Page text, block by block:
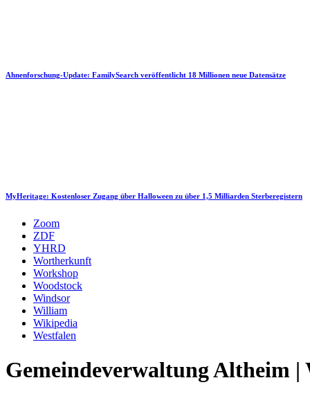
Ahnenforschung-Update: FamilySearch veröffentlicht 18 Millionen neue Datensätze
MyHeritage: Kostenloser Zugang über Halloween zu über 1,5 Milliarden Sterberegistern
Zoom
ZDF
YHRD
Wortherkunft
Workshop
Woodstock
Windsor
William
Wikipedia
Westfalen
Gemeindeverwaltung Altheim |